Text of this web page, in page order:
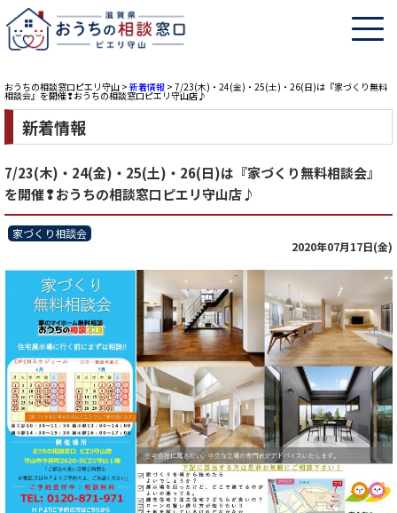
おうちの相談窓口ピエリ守山 > 新着情報 > 7/23(木)・24(金)・25(土)・26(日)は『家づくり無料
相談会』を開催❢おうちの相談窓口ピエリ守山店♪
新着情報
7/23(木)・24(金)・25(土)・26(日)は『家づくり無料相談会』
を開催❢おうちの相談窓口ピエリ守山店♪
家づくり相談会
2020年07月17日(金)